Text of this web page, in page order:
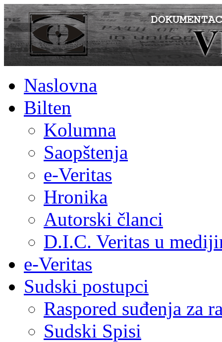
Naslovna
Bilten
Kolumna
Saopštenja
e-Veritas
Hronika
Autorski članci
D.I.C. Veritas u
e-Veritas
Sudski postupci
Raspored suđenja za
Sudski Spisi